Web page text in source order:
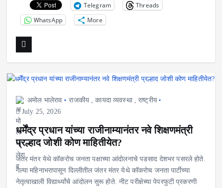
Telegram
Threads
WhatsApp
More
अमोल भालेराव राजकीय ,कायदा व्यवस्था,राष्ट्रीय
July 25, 2026
धर्मेंद्र प्रधान यांच्या राजीनाम्यानंतर नवे शिक्षणमंत्री
प्रल्हाद जोशी कोण माहितीयेत?
जंतर मंतर येथे कॉकरोच जनता पक्षाच्या आंदोलनाचे पडसाद देशभर पसरले होते.
गेल्या महिनाभरापासून दिल्लीतील जंतर मंतर येथे कॉकरोच जनता पार्टीच्या
नेतृत्वाखाली विद्यार्थ्यांचे आंदोलन सुरू होते. नीट परीक्षेच्या पेपरफुटी प्रकरणी